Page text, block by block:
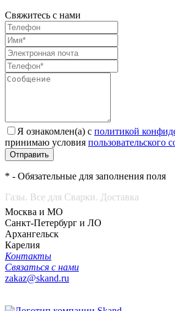
Свяжитесь с нами
Я ознакомлен(а) с политикой
принимаю условия пользовательского
Отправить
* - Обязательные для заполнения поля
Газы. Все для Сварки. Доставка
Москва и МО
Санкт-Петербург и ЛО
Архангельск
Карелия
Контакты
Связаться с нами
zakaz@skand.ru